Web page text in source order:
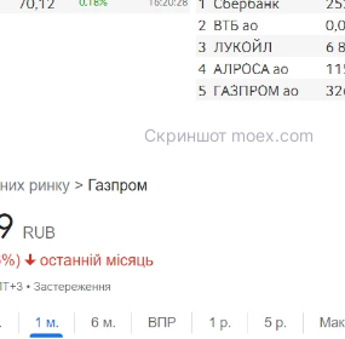
Скриншот moex.com